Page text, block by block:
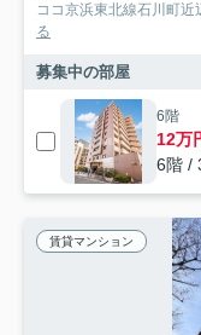
ココ京浜東北線石川町
る
募集中の部屋
6階
12万
6階 /
賃貸マンション